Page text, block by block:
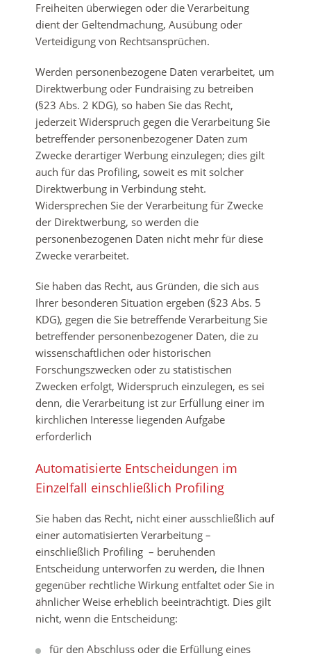
Freiheiten überwiegen oder die Verarbeitung
dient der Geltendmachung, Ausübung oder
Verteidigung von Rechtsansprüchen.
Werden personenbezogene Daten verarbeitet, um
Direktwerbung oder Fundraising zu betreiben
(§23 Abs. 2 KDG), so haben Sie das Recht,
jederzeit Widerspruch gegen die Verarbeitung Sie
betreffender personenbezogener Daten zum
Zwecke derartiger Werbung einzulegen; dies gilt
auch für das Profiling, soweit es mit solcher
Direktwerbung in Verbindung steht.
Widersprechen Sie der Verarbeitung für Zwecke
der Direktwerbung, so werden die
personenbezogenen Daten nicht mehr für diese
Zwecke verarbeitet.
Sie haben das Recht, aus Gründen, die sich aus
Ihrer besonderen Situation ergeben (§23 Abs. 5
KDG), gegen die Sie betreffende Verarbeitung Sie
betreffender personenbezogener Daten, die zu
wissenschaftlichen oder historischen
Forschungszwecken oder zu statistischen
Zwecken erfolgt, Widerspruch einzulegen, es sei
denn, die Verarbeitung ist zur Erfüllung einer im
kirchlichen Interesse liegenden Aufgabe
erforderlich
Automatisierte Entscheidungen im
Einzelfall einschließlich Profiling
Sie haben das Recht, nicht einer ausschließlich auf
einer automatisierten Verarbeitung –
einschließlich Profiling – beruhenden
Entscheidung unterworfen zu werden, die Ihnen
gegenüber rechtliche Wirkung entfaltet oder Sie in
ähnlicher Weise erheblich beeinträchtigt. Dies gilt
nicht, wenn die Entscheidung:
für den Abschluss oder die Erfüllung eines